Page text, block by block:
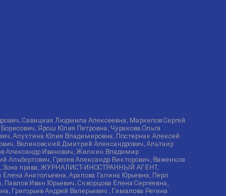
Савицкая Людмила Алексеевна, Маркелов Сергей
Ярош Юлия Петровна, Чуракова Ольга
Апухтина Юлия Владимировна, Постернак Алексей
Великовский Дмитрий Александрович, Альтаир
Александр Иванович, Жилкин Владимир
Грезев Александр Викторович, Важенков
Зона права, ЖУРНАЛИСТ-ИНОСТРАННЫЙ АГЕНТ,
Анатольевна, Арапова Галина Юрьевна, Перл
Иван Юрьевич, Скворцова Елена Сергеевна,
Григорьев Андрей Валерьевич , Гималова Регина